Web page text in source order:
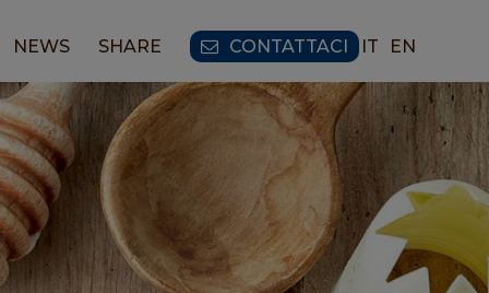
NEWS SHARE CONTATTACI IT EN